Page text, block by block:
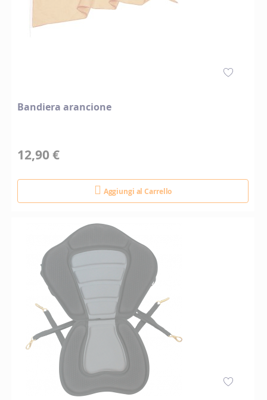
Bandiera arancione
12,90 €
Aggiungi al Carrello